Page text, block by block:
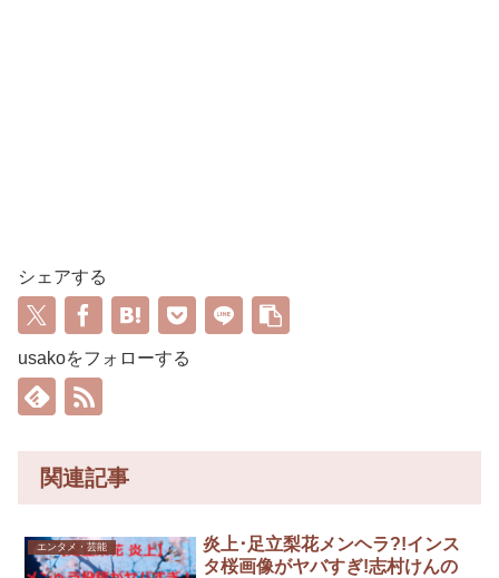
シェアする
usakoをフォローする
関連記事
エンタメ・芸能
炎上･足立梨花メンヘラ?!インス
タ桜画像がヤバすぎ!志村けんの